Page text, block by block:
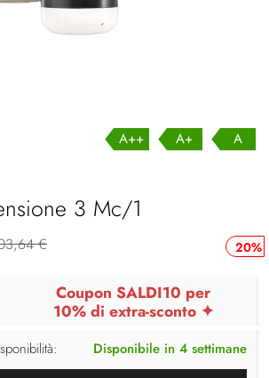
A++ A+ A
3 Mc/1
20%
€
Coupon SALDI10 per
10% di extra-sconto ✦
Disponibile in 4 settimane